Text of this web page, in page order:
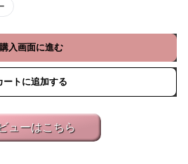
購入画面に進む
ートに追加する
ューはこちら